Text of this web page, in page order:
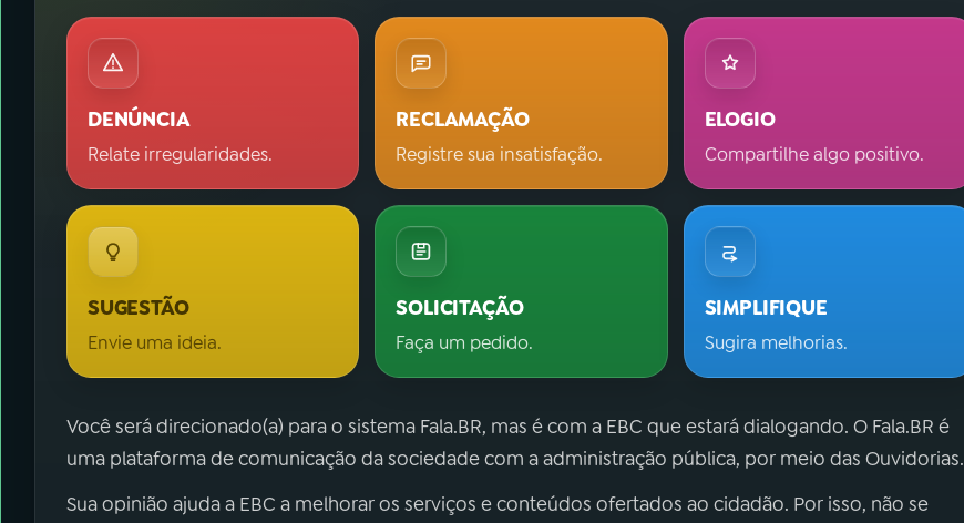
DENÚNCIA
Relate irregularidades.
RECLAMAÇÃO
Registre sua insatisfação.
ELOGIO
Compartilhe algo positivo.
SUGESTÃO
Envie uma ideia.
SOLICITAÇÃO
Faça um pedido.
SIMPLIFIQUE
Sugira melhorias.
Você será direcionado(a) para o sistema Fala.BR, mas é com a EBC que estará dialogando. O Fala.BR é
uma plataforma de comunicação da sociedade com a administração pública, por meio das Ouvidorias.
Sua opinião ajuda a EBC a melhorar os serviços e conteúdos ofertados ao cidadão. Por isso, não se